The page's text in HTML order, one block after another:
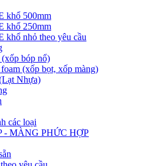
khổ 500mm
khổ 250mm
khổ nhỏ theo yêu cầu
bóp nổ)
(xốp bọt, xốp màng)
Nhựa)
các loại
- MÀNG PHỨC HỢP